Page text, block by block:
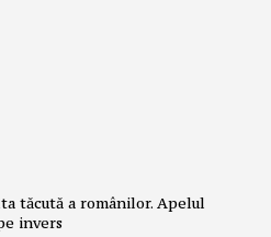
tăcută a românilor. Apelul
invers